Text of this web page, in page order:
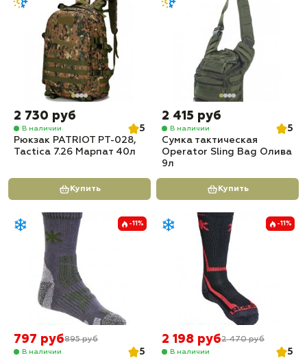
2 730 руб
В наличии
5
Рюкзак PATRIOT РТ-028,
Tactica 7.26 Марпат 40л
Купить
2 415 руб
В наличии
5
Сумка тактическая
Operator Sling Bag Олива
9л
Купить
-11%
797 руб895 руб
В наличии
5
-11%
2 198 руб2 470 руб
В наличии
5